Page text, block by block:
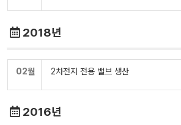
2018년
02월 2차전지 전용 밸브 생산
2016년